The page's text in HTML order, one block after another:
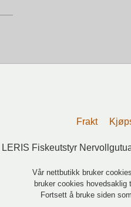
Frakt
LERIS Fiskeutstyr
Vår nettbutikk bruker
bruker cookies hovedsaklig
Fortsett å bruke siden